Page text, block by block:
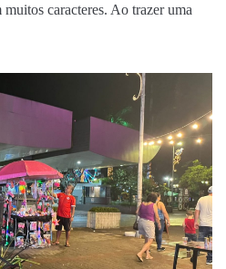
caracteres. Ao trazer uma